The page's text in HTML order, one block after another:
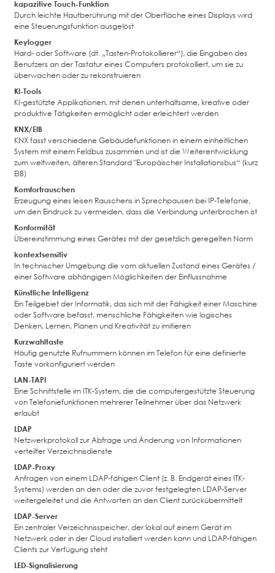
kapazitive Touch-Funktion
Durch leichte Hautberührung mit der Oberfläche eines Displays wird
eine Steuerungsfunktion ausgelöst
Keylogger
Hard- oder Software (dt. „Tasten-Protokollierer“), die Eingaben des
Benutzers an der Tastatur eines Computers protokolliert, um sie zu
überwachen oder zu rekonstruieren
KI-Tools
KI-gestützte Applikationen, mit denen unterhaltsame, kreative oder
produktive Tätigkeiten ermöglicht oder erleichtert werden
KNX/EIB
KNX fasst verschiedene Gebäudefunktionen in einem einheitlichen
System mit einem Feldbus zusammen und ist die Weiterentwicklung
zum weltweiten, älteren Standard "Europäischer Installationsbus“ (kurz
EIB)
Komfortrauschen
Erzeugung eines leisen Rauschens in Sprechpausen bei IP-Telefonie,
um den Eindruck zu vermeiden, dass die Verbindung unterbrochen ist
Konformität
Übereinstimmung eines Gerätes mit der gesetzlich geregelten Norm
kontextsensitiv
In technischer Umgebung die vom aktuellen Zustand eines Gerätes /
einer Software abhängigen Möglichkeiten der Einflussnahme
Künstliche Intelligenz
Ein Teilgebiet der Informatik, das sich mit der Fähigkeit einer Maschine
oder Software befasst, menschliche Fähigkeiten wie logisches
Denken, Lernen, Planen und Kreativität zu imitieren
Kurzwahltaste
Häufig genutzte Rufnummern können im Telefon für eine definierte
Taste vorkonfiguriert werden
LAN-TAPI
Eine Schnittstelle im ITK-System, die die computergestützte Steuerung
von Telefoniefunktionen mehrerer Teilnehmer über das Netzwerk
erlaubt
LDAP
Netzwerkprotokoll zur Abfrage und Änderung von Informationen
verteilter Verzeichnisdienste
LDAP-Proxy
Anfragen von einem LDAP-fähigen Client (z. B. Endgerät eines ITK-
Systems) werden an den oder die zuvor festgelegten LDAP-Server
weitergeleitet und die Antworten an den Client zurückübermittelt
LDAP-Server
Ein zentraler Verzeichnisspeicher, der lokal auf einem Gerät im
Netzwerk oder in der Cloud installiert werden kann und LDAP-fähigen
Clients zur Verfügung steht
LED-Signalisierung